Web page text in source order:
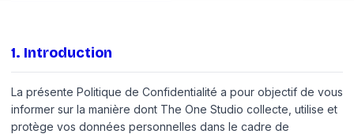
1. Introduction
La présente Politique de Confidentialité a pour objectif de vous
informer sur la manière dont The One Studio collecte, utilise et
protège vos données personnelles dans le cadre de